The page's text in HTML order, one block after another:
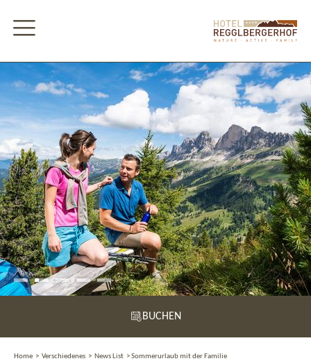
BUCHEN
Home > Verschiedenes > News List >Sommerurlaub mit der Familie